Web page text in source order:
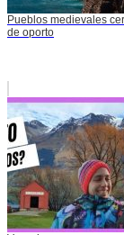
Pueblos medievales
de oporto